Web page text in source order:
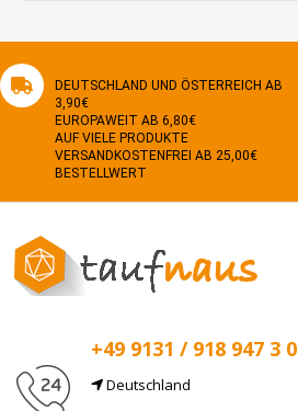
DEUTSCHLAND UND ÖSTERREICH AB
3,90€
EUROPAWEIT AB 6,80€
AUF VIELE PRODUKTE
VERSANDKOSTENFREI AB 25,00€
BESTELLWERT
+49 9131 / 918 947 3 0
Deutschland